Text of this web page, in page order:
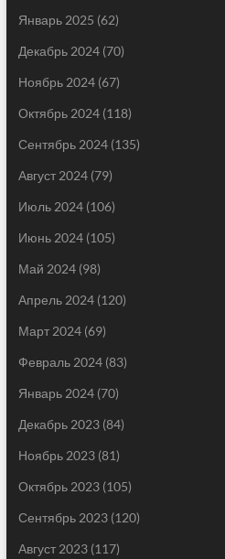
Январь 2025 (62)
Декабрь 2024(70)
Ноябрь 2024(67)
Октябрь 2024(118)
Сентябрь 2024(135)
Август 2024(79)
Июль 2024(106)
Июнь 2024(105)
Май 2024(98)
Апрель 2024(120)
Март 2024(69)
Февраль 2024(83)
Январь 2024(70)
Декабрь 2023(84)
Ноябрь 2023(81)
Октябрь 2023(105)
Сентябрь 2023(120)
Август 2023(117)